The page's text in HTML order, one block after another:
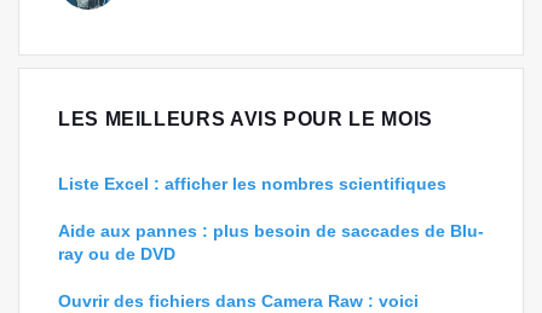
LES MEILLEURS AVIS POUR LE MOIS
Liste Excel : afficher les nombres scientifiques
Aide aux pannes : plus besoin de saccades de Blu-
ray ou de DVD
Ouvrir des fichiers dans Camera Raw : voici